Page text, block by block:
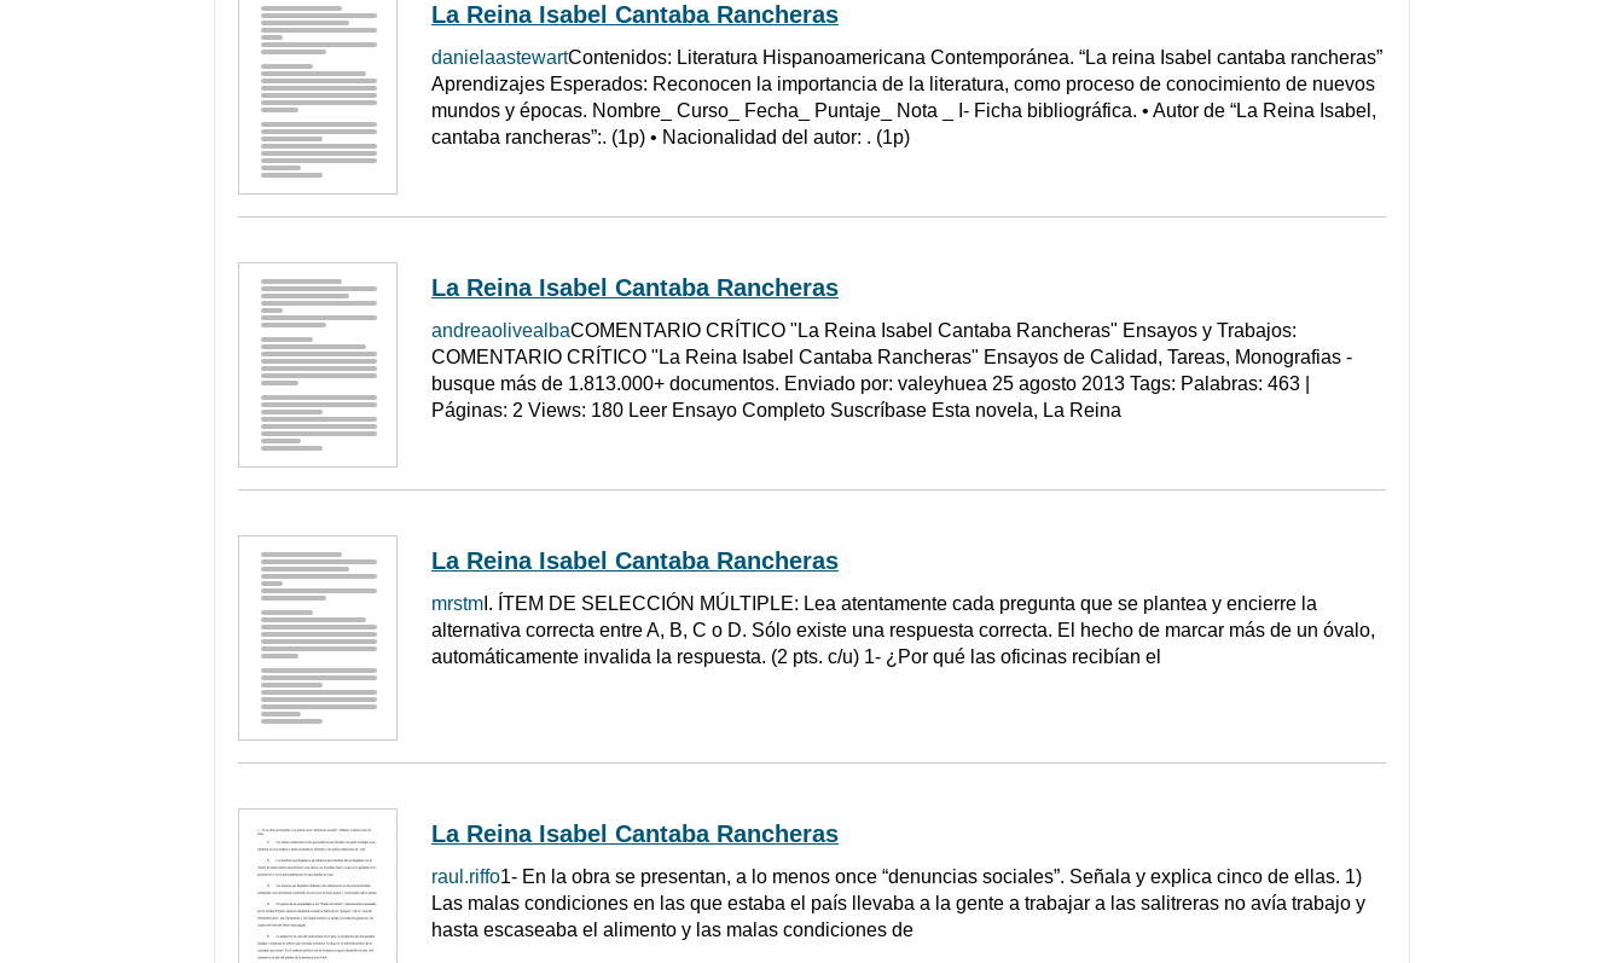
La Reina Isabel Cantaba Rancheras
danielaastewartContenidos: Literatura Hispanoamericana Contemporánea. “La reina Isabel cantaba rancheras”
Aprendizajes Esperados: Reconocen la importancia de la literatura, como proceso de conocimiento de nuevos
mundos y épocas. Nombre_ Curso_ Fecha_ Puntaje_ Nota _ I- Ficha bibliográfica. • Autor de “La Reina Isabel,
cantaba rancheras”:. (1p) • Nacionalidad del autor: . (1p)
La Reina Isabel Cantaba Rancheras
andreaolivealbaCOMENTARIO CRÍTICO "La Reina Isabel Cantaba Rancheras" Ensayos y Trabajos:
COMENTARIO CRÍTICO "La Reina Isabel Cantaba Rancheras" Ensayos de Calidad, Tareas, Monografias -
busque más de 1.813.000+ documentos. Enviado por: valeyhuea 25 agosto 2013 Tags: Palabras: 463 |
Páginas: 2 Views: 180 Leer Ensayo Completo Suscríbase Esta novela, La Reina
La Reina Isabel Cantaba Rancheras
mrstm I. ÍTEM DE SELECCIÓN MÚLTIPLE: Lea atentamente cada pregunta que se plantea y encierre la
alternativa correcta entre A, B, C o D. Sólo existe una respuesta correcta. El hecho de marcar más de un óvalo,
automáticamente invalida la respuesta. (2 pts. c/u) 1- ¿Por qué las oficinas recibían el
La Reina Isabel Cantaba Rancheras
raul.riffo1- En la obra se presentan, a lo menos once “denuncias sociales”. Señala y explica cinco de ellas. 1)
Las malas condiciones en las que estaba el país llevaba a la gente a trabajar a las salitreras no avía trabajo y
hasta escaseaba el alimento y las malas condiciones de